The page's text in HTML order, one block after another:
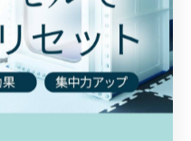
が基本であり、無理な使
目安は約60分程度が推奨
用が効果的とされていま
け、リラックスした状